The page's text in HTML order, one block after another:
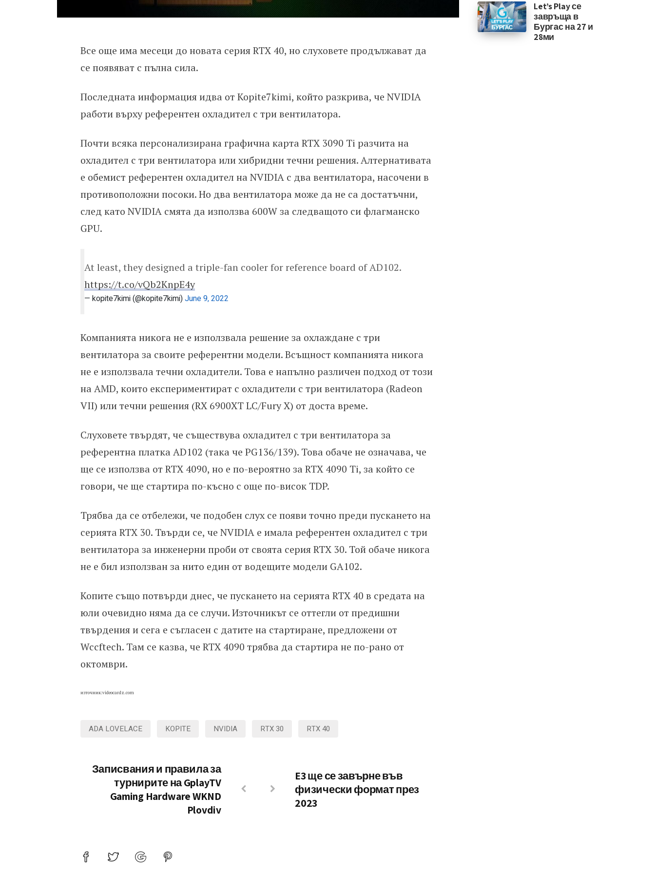
Все още има месеци до новата серия RTX 40, но слуховете продължават да
се появяват с пълна сила.
Последната информация идва от Kopite7kimi, който разкрива, че NVIDIA
работи върху референтен охладител с три вентилатора.
Почти всяка персонализирана графична карта RTX 3090 Ti разчита на
охладител с три вентилатора или хибридни течни решения. Алтернативата
е обемист референтен охладител на NVIDIA с два вентилатора, насочени в
противоположни посоки. Но два вентилатора може да не са достатъчни,
след като NVIDIA смята да използва 600W за следващото си флагманско
GPU.
At least, they designed a triple-fan cooler for reference board of AD102.
https://t.co/vQb2KnpE4y
— kopite7kimi (@kopite7kimi)June 9, 2022
Компанията никога не е използвала решение за охлаждане с три
вентилатора за своите референтни модели. Всъщност компанията никога
не е използвала течни охладители. Това е напълно различен подход от този
на AMD, които експериментират с охладители с три вентилатора (Radeon
VII) или течни решения (RX 6900XT LC/Fury X) от доста време.
Слуховете твърдят, че съществува охладител с три вентилатора за
референтна платка AD102 (така че PG136/139). Това обаче не означава, че
ще се използва от RTX 4090, но е по-вероятно за RTX 4090 Ti, за който се
говори, че ще стартира по-късно с още по-висок TDP.
Трябва да се отбележи, че подобен слух се появи точно преди пускането на
серията RTX 30. Твърди се, че NVIDIA е имала референтен охладител с три
вентилатора за инженерни проби от своята серия RTX 30. Той обаче никога
не е бил използван за нито един от водещите модели GA102.
Копите също потвърди днес, че пускането на серията RTX 40 в средата на
юли очевидно няма да се случи. Източникът се оттегли от предишни
твърдения и сега е съгласен с датите на стартиране, предложени от
Wccftech. Там се казва, че RTX 4090 трябва да стартира не по-рано от
октомври.
източник:videocardz.com
ADA LOVELACE KOPITE NVIDIA RTX 30 RTX 40
Записвания и правила за
турнирите на GplayTV
Gaming Hardware WKND
Plovdiv
E3 ще се завърне във
физически формат през
2023
Let’s Play се
завръща в
Бургас на 27 и
28ми